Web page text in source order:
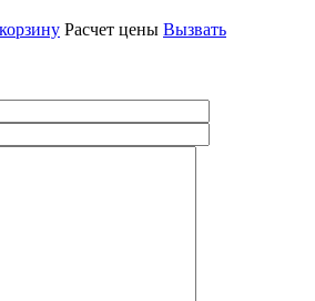
Расчет цены Вызвать